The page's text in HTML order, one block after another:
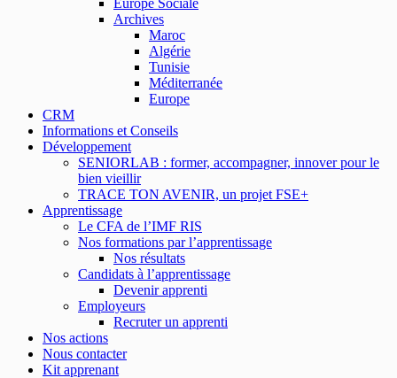
Europe Sociale
Archives
Maroc
Algérie
Tunisie
Méditerranée
Europe
CRM
Informations et Conseils
Développement
SENIORLAB : former, accompagner, innover pour le
bien vieillir
TRACE TON AVENIR, un projet FSE+
Apprentissage
Le CFA de l’IMF RIS
Nos formations par l’apprentissage
Nos résultats
Candidats à l’apprentissage
Devenir apprenti
Employeurs
Recruter un apprenti
Nos actions
Nous contacter
Kit apprenant